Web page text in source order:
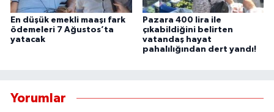
En düşük emekli maaşı fark
ödemeleri 7 Ağustos’ta
yatacak
Pazara 400 lira ile
çıkabildiğini belirten
vatandaş hayat
pahalılığından dert yandı!
Yorumlar
MUĞLA